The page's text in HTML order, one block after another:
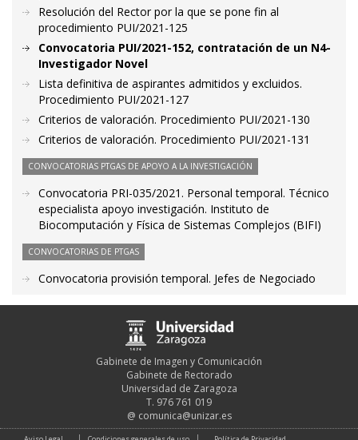
Resolución del Rector por la que se pone fin al
procedimiento PUI/2021-125
Convocatoria PUI/2021-152, contratación de un N4-
Investigador Novel
Lista definitiva de aspirantes admitidos y excluidos.
Procedimiento PUI/2021-127
Criterios de valoración. Procedimiento PUI/2021-130
Criterios de valoración. Procedimiento PUI/2021-131
CONVOCATORIAS PTGAS DE APOYO A LA INVESTIGACIÓN
Convocatoria PRI-035/2021. Personal temporal. Técnico
especialista apoyo investigación. Instituto de
Biocomputación y Física de Sistemas Complejos (BIFI)
CONVOCATORIAS DE PTGAS
Convocatoria provisión temporal. Jefes de Negociado
Gabinete de Imagen y Comunicación
Gabinete de Rectorado
Universidad de Zaragoza
T. 976 761 019
@ comunica@unizar.es